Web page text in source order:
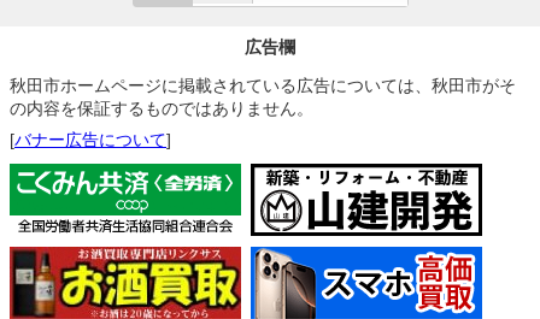
広告欄
秋田市ホームページに掲載されている広告については、秋田市がそ
の内容を保証するものではありません。
[バナー広告について]